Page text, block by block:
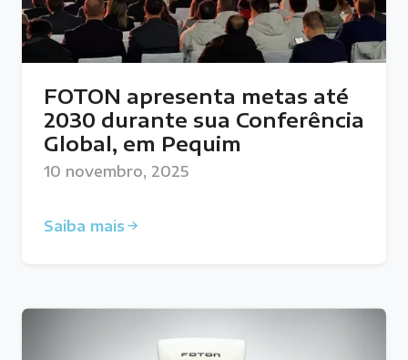
FOTON apresenta metas até
2030 durante sua Conferência
Global, em Pequim
10 novembro, 2025
Saiba mais